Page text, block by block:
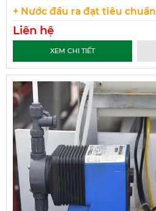
+ Nước đầu ra đạt tiêu chuẩn
Liên hệ
XEM CHI TIẾT